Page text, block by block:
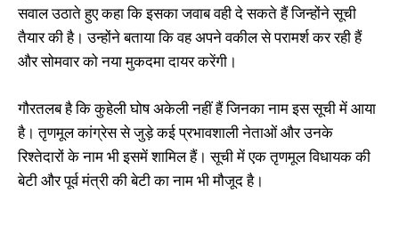
सवाल उठाते हुए कहा कि इसका जवाब वही दे सकते हैं जिन्होंने सूची
तैयार की है। उन्होंने बताया कि वह अपने वकील से परामर्श कर रही हैं
और सोमवार को नया मुकदमा दायर करेंगी।
गौरतलब है कि कुहेली घोष अकेली नहीं हैं जिनका नाम इस सूची में आया
है। तृणमूल कांग्रेस से जुड़े कई प्रभावशाली नेताओं और उनके
रिश्तेदारों के नाम भी इसमें शामिल हैं। सूची में एक तृणमूल विधायक की
बेटी और पूर्व मंत्री की बेटी का नाम भी मौजूद है।